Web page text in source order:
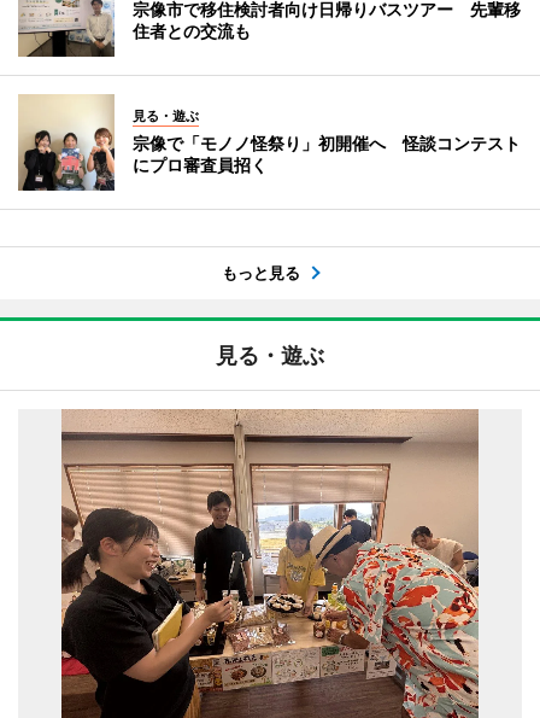
宗像市で移住検討者向け日帰りバスツアー 先輩移
住者との交流も
見る・遊ぶ
宗像で「モノノ怪祭り」初開催へ 怪談コンテスト
にプロ審査員招く
もっと見る
見る・遊ぶ